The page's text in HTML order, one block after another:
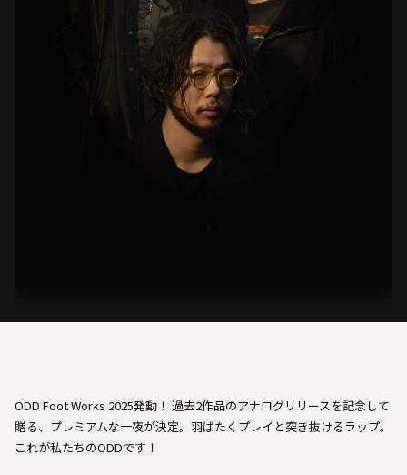
ODD Foot Works 2025発動！ 過去2作品のアナログリリースを記念して
贈る、プレミアムな一夜が決定。羽ばたくプレイと突き抜けるラップ。
これが私たちのODDです！